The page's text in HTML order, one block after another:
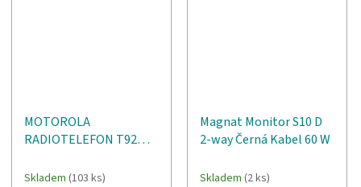
MOTOROLA
RADIOTELEFON T92
2 kusů Černá, žlutá
Skladem (103 ks)
Magnat Monitor S10 D
2-way Černá Kabel 60 W
Skladem (2 ks)